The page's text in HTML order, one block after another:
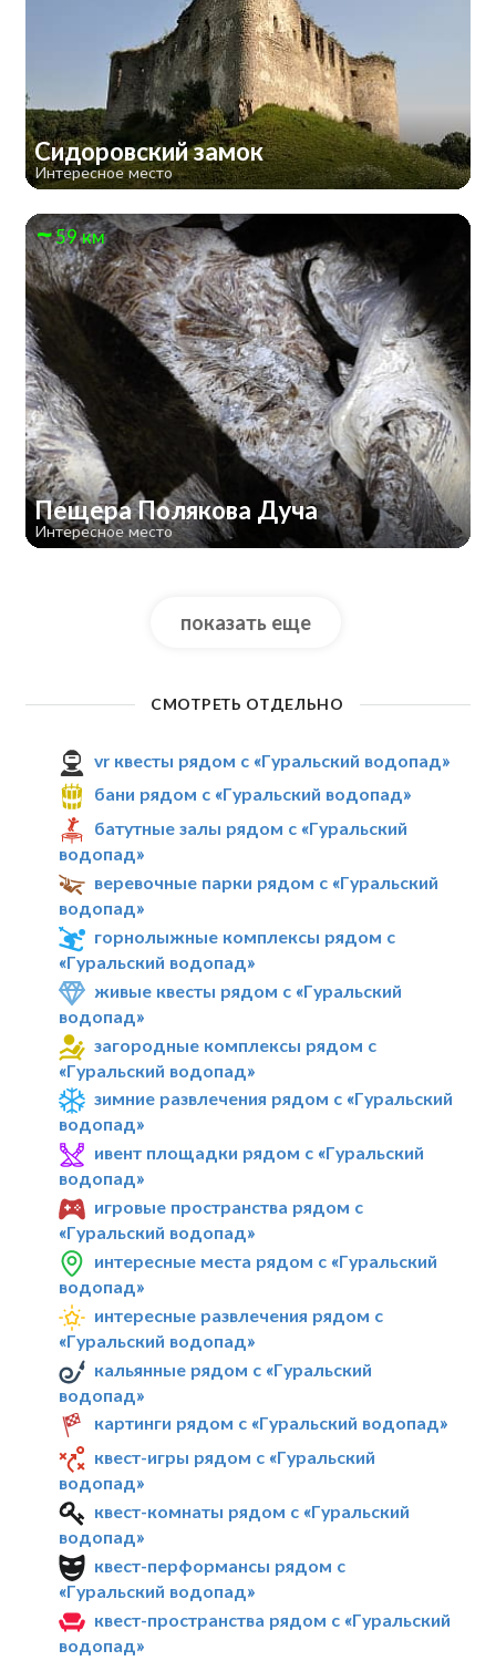
Сидоровский замок
Интересное место
59 км
Пещера Полякова Дуча
Интересное место
показать еще
СМОТРЕТЬ ОТДЕЛЬНО
vr квесты рядом с «Гуральский водопад»
бани рядом с «Гуральский водопад»
батутные залы рядом с «Гуральский
водопад»
веревочные парки рядом с «Гуральский
водопад»
горнолыжные комплексы рядом с
«Гуральский водопад»
живые квесты рядом с «Гуральский
водопад»
загородные комплексы рядом с
«Гуральский водопад»
зимние развлечения рядом с «Гуральский
водопад»
ивент площадки рядом с «Гуральский
водопад»
игровые пространства рядом с
«Гуральский водопад»
интересные места рядом с «Гуральский
водопад»
интересные развлечения рядом с
«Гуральский водопад»
кальянные рядом с «Гуральский
водопад»
картинги рядом с «Гуральский водопад»
квест-игры рядом с «Гуральский
водопад»
квест-комнаты рядом с «Гуральский
водопад»
квест-перформансы рядом с
«Гуральский водопад»
квест-пространства рядом с «Гуральский
водопад»